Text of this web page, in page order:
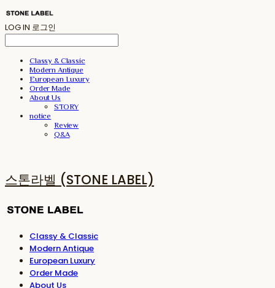
LOG IN 로그인
Classy & Classic
Modern Antique
European Luxury
Order Made
About Us
STORY
notice
Review
Q&A
스톤라벨 (STONE LABEL)
Classy & Classic
Modern Antique
European Luxury
Order Made
About Us